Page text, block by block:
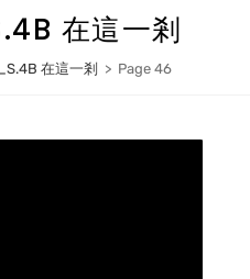
在這一剎
在這一剎 > Page 46